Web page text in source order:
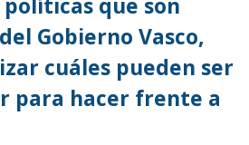
Gobierno Vasco,
cuáles pueden ser
para hacer frente a